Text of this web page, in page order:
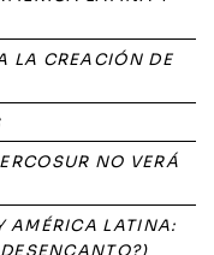
LA CREACIÓN DE
NO VERÁ
AMÉRICA LATINA: